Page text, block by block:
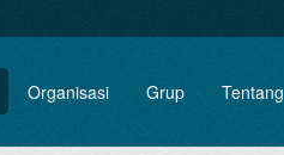
Organisasi Grup Tentang